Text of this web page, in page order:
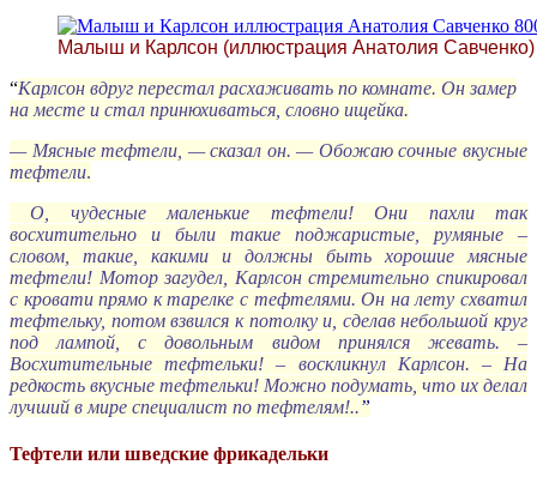
Малыш и Карлсон (иллюстрация Анатолия Савченко)
“Карлсон вдруг перестал расхаживать по комнате. Он замер
на месте и стал принюхиваться, словно ищейка.
— Мясные тефтели, — сказал он. — Обожаю сочные вкусные
тефтели.
О, чудесные маленькие тефтели! Они пахли так
восхитительно и были такие поджаристые, румяные –
словом, такие, какими и должны быть хорошие мясные
тефтели! Мотор загудел, Карлсон стремительно спикировал
с кровати прямо к тарелке с тефтелями. Он на лету схватил
тефтельку, потом взвился к потолку и, сделав небольшой круг
под лампой, с довольным видом принялся жевать. –
Восхитительные тефтельки! – воскликнул Карлсон. – На
редкость вкусные тефтельки! Можно подумать, что их делал
лучший в мире специалист по тефтелям!..”
Тефтели или шведские фрикадельки